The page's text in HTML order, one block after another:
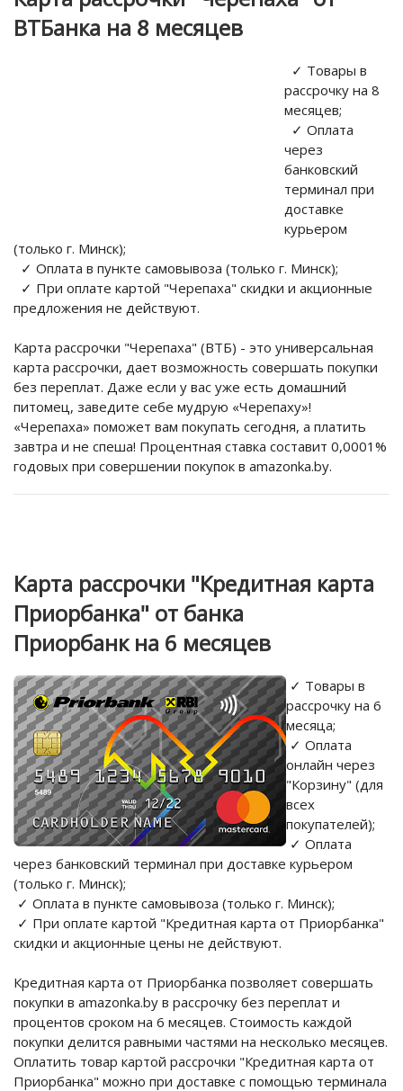
ВТБанка на 8 месяцев
✓ Товары в
рассрочку на 8
месяцев;
✓ Оплата
через
банковский
терминал при
доставке
курьером
(только г. Минск);
✓ Оплата в пункте самовывоза (только г. Минск);
✓ При оплате картой "Черепаха" скидки и акционные
предложения не действуют.
Карта рассрочки "Черепаха" (ВТБ) - это универсальная
карта рассрочки, дает возможность совершать покупки
без переплат. Даже если у вас уже есть домашний
питомец, заведите себе мудрую «Черепаху»!
«Черепаха» поможет вам покупать сегодня, а платить
завтра и не спеша! Процентная ставка составит 0,0001%
годовых при совершении покупок в amazonka.by.
Карта рассрочки "Кредитная карта
Приорбанка" от банка
Приорбанк на 6 месяцев
✓ Товары в
рассрочку на 6
месяца;
✓ Оплата
онлайн через
"Корзину" (для
всех
покупателей);
✓ Оплата
через банковский терминал при доставке курьером
(только г. Минск);
✓ Оплата в пункте самовывоза (только г. Минск);
✓ При оплате картой "Кредитная карта от Приорбанка"
скидки и акционные цены не действуют.
Кредитная карта от Приорбанка позволяет совершать
покупки в amazonka.by в рассрочку без переплат и
процентов сроком на 6 месяцев. Стоимость каждой
покупки делится равными частями на несколько месяцев.
Оплатить товар картой рассрочки "Кредитная карта от
Приорбанка" можно при доставке с помощью терминала